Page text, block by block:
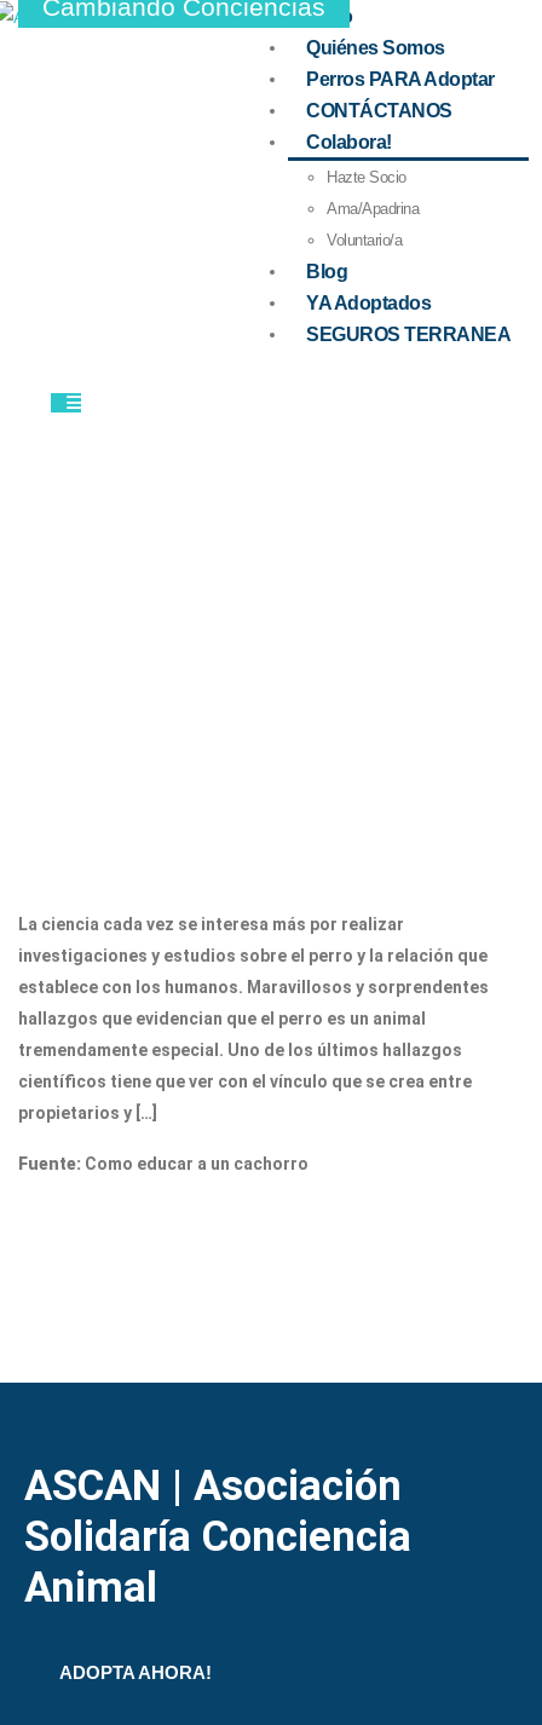
Inicio
Quiénes Somos
Perros PARA Adoptar
CONTÁCTANOS
Colabora!
Hazte Socio
Ama/Apadrina
Voluntario/a
Blog
YA Adoptados
SEGUROS TERRANEA
La ciencia cada vez se interesa más por realizar
investigaciones y estudios sobre el perro y la relación que
establece con los humanos. Maravillosos y sorprendentes
hallazgos que evidencian que el perro es un animal
tremendamente especial. Uno de los últimos hallazgos
científicos tiene que ver con el vínculo que se crea entre
propietarios y […]
Fuente: Como educar a un cachorro
Cambiando Conciencias
ASCAN | Asociación
Solidaría Conciencia
Animal
ADOPTA AHORA!